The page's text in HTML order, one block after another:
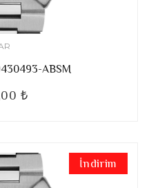
ABSM
₺
İndirim